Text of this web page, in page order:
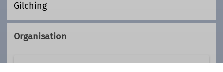
Gilching
Organisation